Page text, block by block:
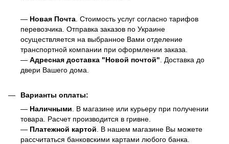
— Новая Почта . Стоимость услуг согласно тарифов
перевозчика. Отправка заказов по Украине
осуществляется на выбранное Вами отделение
транспортной компании при оформлении заказа.
— Адресная доставка "Новой почтой" . Доставка до
двери Вашего дома.
Варианты оплаты:
— Наличными . В магазине или курьеру при получении
товара. Расчет производится в гривне.
— Платежной картой . В нашем магазине Вы можете
рассчитаться банковскими картами любого банка.